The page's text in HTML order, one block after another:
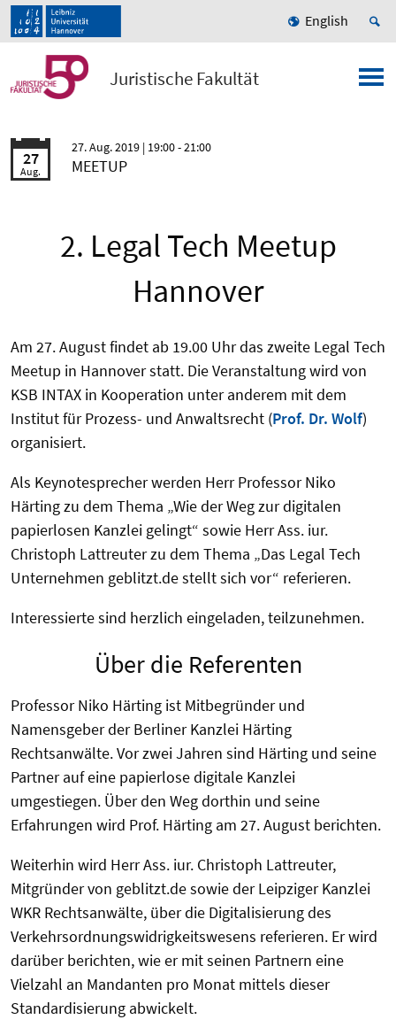
English
Juristische Fakultät
27
Aug.
27. Aug. 2019 | 19:00 - 21:00
MEETUP
2. Legal Tech Meetup
Hannover
Am 27. August findet ab 19.00 Uhr das zweite Legal Tech
Meetup in Hannover statt. Die Veranstaltung wird von
KSB INTAX in Kooperation unter anderem mit dem
Institut für Prozess- und Anwaltsrecht (Prof. Dr. Wolf)
organisiert.
Als Keynotesprecher werden Herr Professor Niko
Härting zu dem Thema „Wie der Weg zur digitalen
papierlosen Kanzlei gelingt“ sowie Herr Ass. iur.
Christoph Lattreuter zu dem Thema „Das Legal Tech
Unternehmen geblitzt.de stellt sich vor“ referieren.
Interessierte sind herzlich eingeladen, teilzunehmen.
Über die Referenten
Professor Niko Härting ist Mitbegründer und
Namensgeber der Berliner Kanzlei Härting
Rechtsanwälte. Vor zwei Jahren sind Härting und seine
Partner auf eine papierlose digitale Kanzlei
umgestiegen. Über den Weg dorthin und seine
Erfahrungen wird Prof. Härting am 27. August berichten.
Weiterhin wird Herr Ass. iur. Christoph Lattreuter,
Mitgründer von geblitzt.de sowie der Leipziger Kanzlei
WKR Rechtsanwälte, über die Digitalisierung des
Verkehrsordnungswidrigkeitswesens referieren. Er wird
darüber berichten, wie er mit seinen Partnern eine
Vielzahl an Mandanten pro Monat mittels dieser
Standardisierung abwickelt.